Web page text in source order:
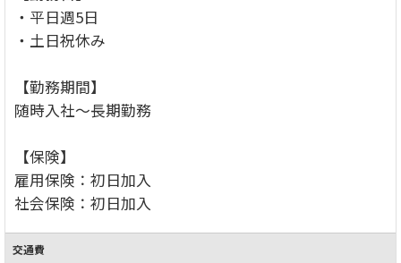
・平日週5日
・土日祝休み
【勤務期間】
随時入社～長期勤務
【保険】
雇用保険：初日加入
社会保険：初日加入
交通費